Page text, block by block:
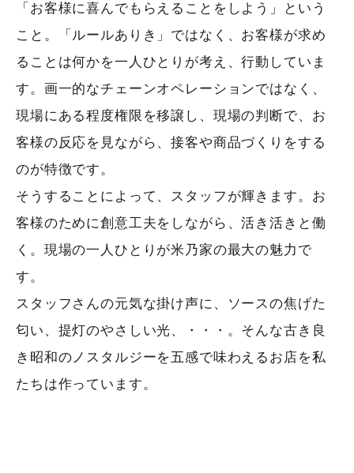
「お客様に喜んでもらえることをしよう」という
こと。「ルールありき」ではなく、お客様が求め
ることは何かを一人ひとりが考え、行動していま
す。画一的なチェーンオペレーションではなく、
現場にある程度権限を移譲し、現場の判断で、お
客様の反応を見ながら、接客や商品づくりをする
のが特徴です。
そうすることによって、スタッフが輝きます。お
客様のために創意工夫をしながら、活き活きと働
く。現場の一人ひとりが米乃家の最大の魅力で
す。
スタッフさんの元気な掛け声に、ソースの焦げた
匂い、提灯のやさしい光、・・・。そんな古き良
き昭和のノスタルジーを五感で味わえるお店を私
たちは作っています。